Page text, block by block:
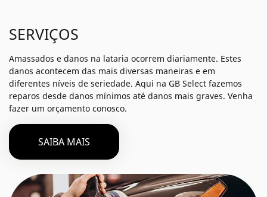
SERVIÇOS
Amassados e danos na lataria ocorrem diariamente. Estes
danos acontecem das mais diversas maneiras e em
diferentes níveis de seriedade. Aqui na GB Select fazemos
reparos desde danos mínimos até danos mais graves. Venha
fazer um orçamento conosco.
SAIBA MAIS